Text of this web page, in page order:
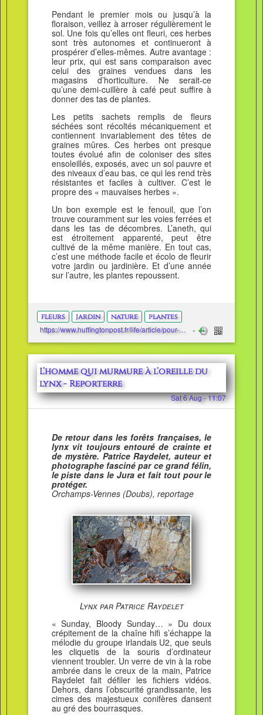
Pendant le premier mois ou jusqu’à la
floraison, veillez à arroser régulièrement le
sol. Une fois qu’elles ont fleuri, ces herbes
sont très autonomes et continueront à
prospérer d’elles-mêmes. Autre avantage :
leur prix, qui est sans comparaison avec
celui des graines vendues dans les
magasins d’horticulture. Ne serait-ce
qu’une demi-cuillère à café peut suffire à
donner des tas de plantes.
Les petits sachets remplis de fleurs
séchées sont récoltés mécaniquement et
contiennent invariablement des têtes de
graines mûres. Ces herbes ont presque
toutes évolué afin de coloniser des sites
ensoleillés, exposés, avec un sol pauvre et
des niveaux d’eau bas, ce qui les rend très
résistantes et faciles à cultiver. C’est le
propre des « mauvaises herbes ».
Un bon exemple est le fenouil, que l’on
trouve couramment sur les voies ferrées et
dans les tas de décombres. L’aneth, qui
est étroitement apparenté, peut être
cultivé de la même manière. En tout cas,
c’est une méthode facile et écolo de fleurir
votre jardin ou jardinière. Et d’une année
sur l’autre, les plantes repoussent.
fleurs jardin nature plantes
https://www.huffingtonpost.fr/life/article/pour-votre-jardin-vous-pouvez-planter-des-fleurs-grace-aux-sachets-de-tisane-qui-trainent-dans-vos-placards_218991.html
L’homme qui murmure à l’oreille du
lynx - Reporterre
Sat 6 Aug - 11:07
De retour dans les forêts françaises, le
lynx vit toujours entouré de crainte et
de mystère. Patrice Raydelet, auteur et
photographe fasciné par ce grand félin,
le piste dans le Jura et fait tout pour le
protéger.
Orchamps-Vennes (Doubs), reportage
Lynx par Patrice Raydelet
« Sunday, Bloody Sunday… » Du doux
crépitement de la chaîne hifi s’échappe la
mélodie du groupe irlandais U2, que seuls
les cliquetis de la souris d’ordinateur
viennent troubler. Un verre de vin à la robe
ambrée dans le creux de la main, Patrice
Raydelet fait défiler les fichiers vidéos.
Dehors, dans l’obscurité grandissante, les
cimes des majestueux conifères dansent
au gré des bourrasques.